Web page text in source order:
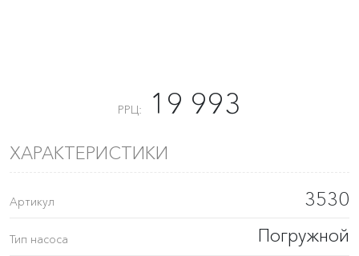
РРЦ: 19 993
ХАРАКТЕРИСТИКИ
Артикул 3530
Тип насоса Погружной